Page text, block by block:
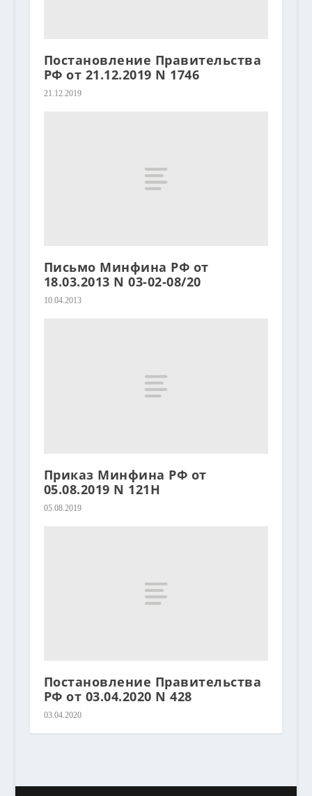
Постановление Правительства
РФ от 21.12.2019 N 1746
21.12.2019
Письмо Минфина РФ от
18.03.2013 N 03-02-08/20
10.04.2013
Приказ Минфина РФ от
05.08.2019 N 121Н
05.08.2019
Постановление Правительства
РФ от 03.04.2020 N 428
03.04.2020